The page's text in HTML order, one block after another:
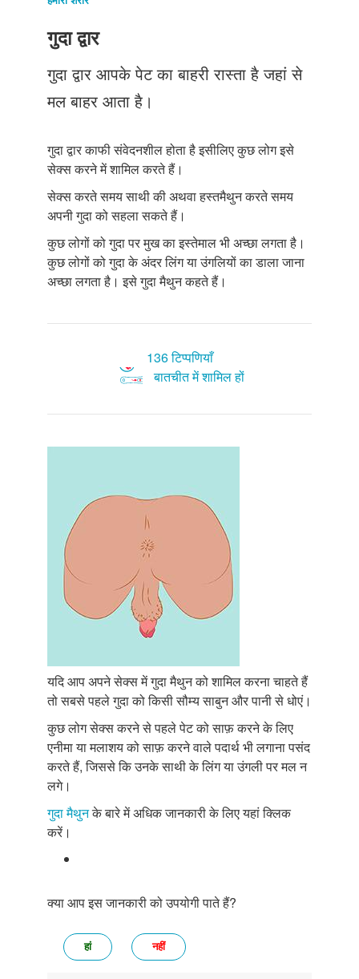
गुदा द्वार
गुदा द्वार आपके पेट का बाहरी रास्ता है जहां से
मल बाहर आता है।
गुदा द्वार काफी संवेदनशील होता है इसीलिए कुछ लोग इसे
सेक्स करने में शामिल करते हैं।
सेक्स करते समय साथी की अथवा हस्तमैथुन करते समय
अपनी गुदा को सहला सकते हैं।
कुछ लोगों को गुदा पर मुख का इस्तेमाल भी अच्छा लगता है।
कुछ लोगों को गुदा के अंदर लिंग या उंगलियों का डाला जाना
अच्छा लगता है। इसे गुदा मैथुन कहते हैं।
136 टिप्पणियाँ
बातचीत में शामिल हों
यदि आप अपने सेक्स में गुदा मैथुन को शामिल करना चाहते हैं
तो सबसे पहले गुदा को किसी सौम्य साबुन और पानी से धोएं।
कुछ लोग सेक्स करने से पहले पेट को साफ़ करने के लिए
एनीमा या मलाशय को साफ़ करने वाले पदार्थ भी लगाना पसंद
करते हैं, जिससे कि उनके साथी के लिंग या उंगली पर मल न
लगे।
गुदा मैथुनके बारे में अधिक जानकारी के लिए यहां क्लिक
करें।
क्या आप इस जानकारी को उपयोगी पाते हैं?
हां नहीं